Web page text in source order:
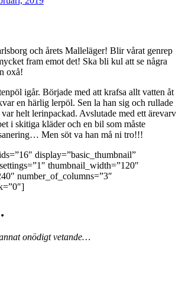
och årets Malleläger! Blir vårat genrep
fram emot det! Ska bli kul att se några
oxå!
igår. Började med att krafsa allt vatten åt
en härlig lerpöl. Sen la han sig och rullade
helt lerinpackad. Avslutade med ett ärevarv
i skitiga kläder och en bil som måste
Men söt va han må ni tro!!!
display=”basic_thumbnail”
thumbnail_width=”120″
number_of_columns=”3″
onödigt vetande…